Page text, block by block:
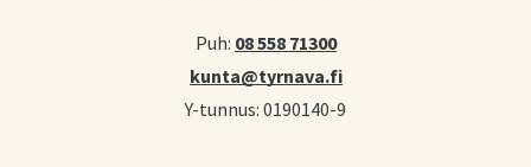
Puh: 08 558 71300
kunta@tyrnava.fi
Y-tunnus: 0190140-9